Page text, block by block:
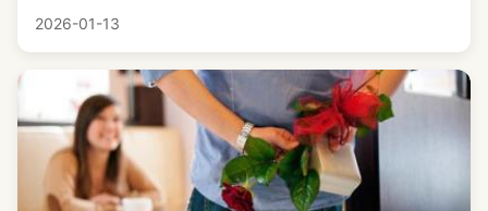
2026-01-13